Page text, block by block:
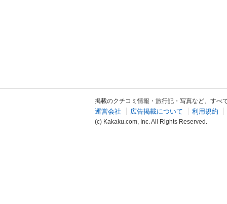
掲載のクチコミ情報・旅行記・写真など、すべ
運営会社 広告掲載について 利用規約
(c) Kakaku.com, Inc. All Rights Reserved.